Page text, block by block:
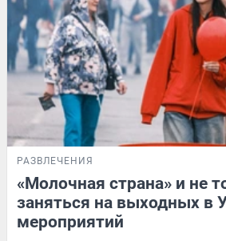
РАЗВЛЕЧЕНИЯ
«Молочная страна» и не
заняться на выходных в
мероприятий